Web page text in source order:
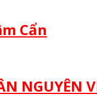
Cẩn
NGUYÊN